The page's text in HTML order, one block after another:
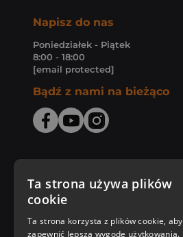
Napisz do nas
Poniedziałek - Piątek
8:00 - 18:00
[email protected]
Bądź z nami na bieżąco
Zakupy u nas
Nasza oferta
Ta strona używa plików
cookie
Ta strona korzysta z plików cookie, aby
zapewnić lepszą wygodę użytkowania.